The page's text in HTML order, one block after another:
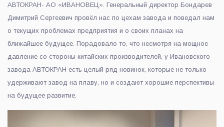
АВТОКРАН- АО «ИВАНОВЕЦ». Генеральный директор Бондарев
Димитрий Сергеевич провёл нас по цехам завода и поведал нам
о текущих проблемах предприятия и о своих планах на
ближайшее будущее. Порадовало то, что несмотря на мощное
давление со стороны китайских производителей, у Ивановского
завода АВТОКРАН есть целый ряд новинок, которые не только
удерживают завод на плаву, но и создают хорошие перспективы
на будущее развитие.